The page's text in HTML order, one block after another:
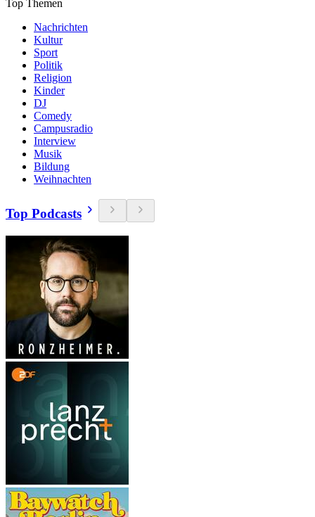
Top Themen
Nachrichten
Kultur
Sport
Politik
Religion
Kinder
DJ
Comedy
Campusradio
Interview
Musik
Bildung
Weihnachten
Top Podcasts